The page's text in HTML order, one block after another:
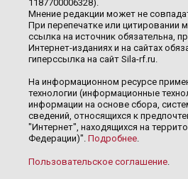
1187700006328).
Мнение редакции может не
При перепечатке или цитировании
ссылка на источник обязательна,
Интернет-изданиях и на сайтах
гиперссылка на сайт Sila-rf.ru.
На информационном ресурсе
технологии (информационные
информации на основе сбора,
сведений, относящихся к
"Интернет", находящихся на
Федерации)". Подробнее.
Пользовательское соглашение.